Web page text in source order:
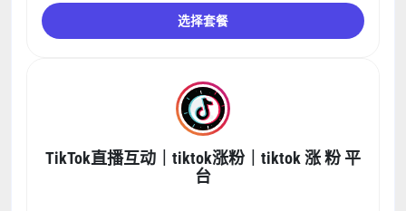
选择套餐
TikTok直播互动｜tiktok涨粉｜tiktok 涨 粉 平
台